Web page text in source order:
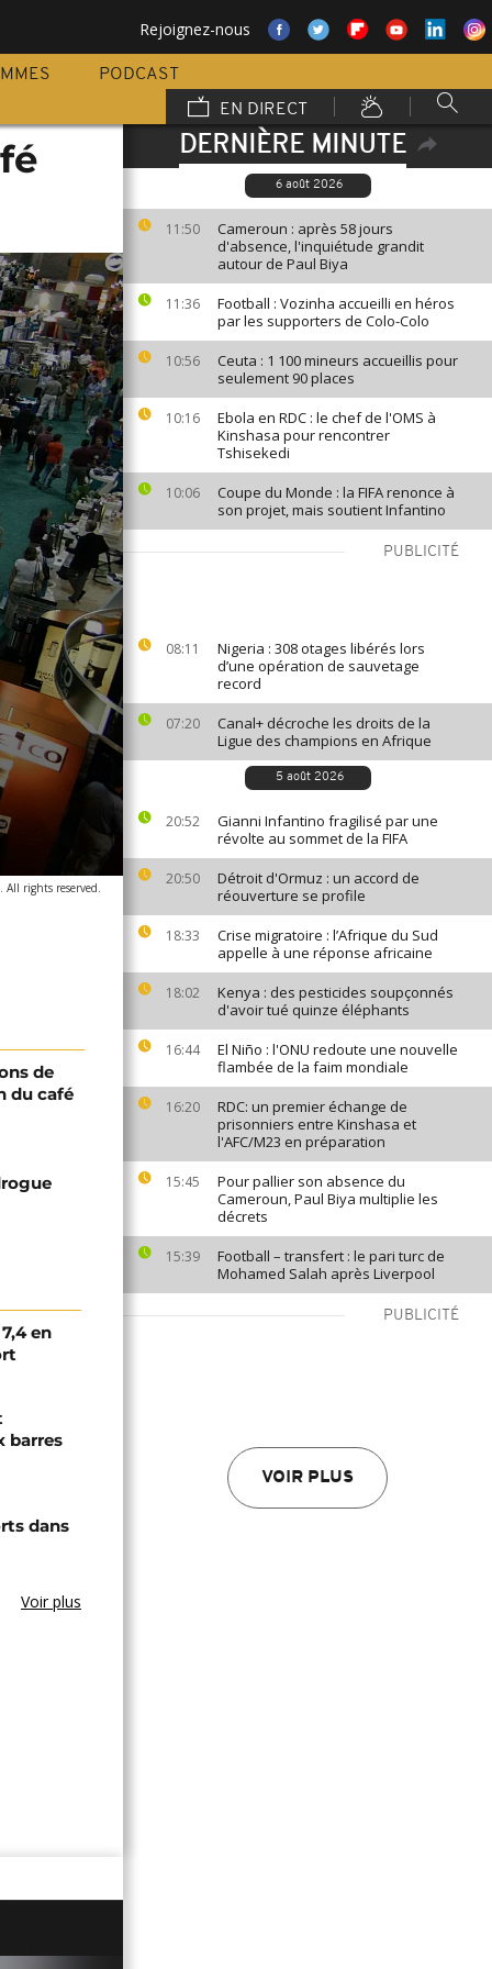
Rejoignez-nous
PODCAST
EN DIRECT
DERNIÈRE MINUTE
6 août 2026
11:50
Cameroun : après 58 jours
d'absence, l'inquiétude grandit
autour de Paul Biya
11:36
Football : Vozinha accueilli en héros
par les supporters de Colo-Colo
10:56
Ceuta : 1 100 mineurs accueillis pour
seulement 90 places
10:16
Ebola en RDC : le chef de l'OMS à
Kinshasa pour rencontrer
Tshisekedi
10:06
Coupe du Monde : la FIFA renonce à
son projet, mais soutient Infantino
PUBLICITÉ
08:11
Nigeria : 308 otages libérés lors
d’une opération de sauvetage
record
07:20
Canal+ décroche les droits de la
Ligue des champions en Afrique
5 août 2026
20:52
Gianni Infantino fragilisé par une
révolte au sommet de la FIFA
20:50
Détroit d'Ormuz : un accord de
réouverture se profile
18:33
Crise migratoire : l’Afrique du Sud
appelle à une réponse africaine
18:02
Kenya : des pesticides soupçonnés
d'avoir tué quinze éléphants
16:44
El Niño : l'ONU redoute une nouvelle
flambée de la faim mondiale
16:20
RDC: un premier échange de
prisonniers entre Kinshasa et
l'AFC/M23 en préparation
15:45
Pour pallier son absence du
Cameroun, Paul Biya multiplie les
décrets
15:39
Football – transfert : le pari turc de
Mohamed Salah après Liverpool
PUBLICITÉ
VOIR PLUS
All rights reserved.
de
du café
en
barres
dans
Voir plus